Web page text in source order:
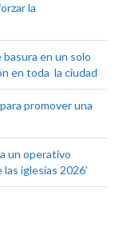
la
en un solo
en toda la ciudad
promover una
un operativo
iglesias 2026’